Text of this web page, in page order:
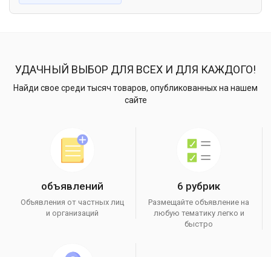
УДАЧНЫЙ ВЫБОР ДЛЯ ВСЕХ И ДЛЯ КАЖДОГО!
Найди свое среди тысяч товаров, опубликованных на нашем
сайте
объявлений
Объявления от частных лиц
и организаций
6 рубрик
Размещайте объявление на
любую тематику легко и
быстро